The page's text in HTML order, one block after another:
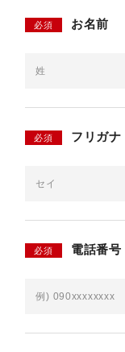
必須 お名前
必須 フリガナ
必須 電話番号